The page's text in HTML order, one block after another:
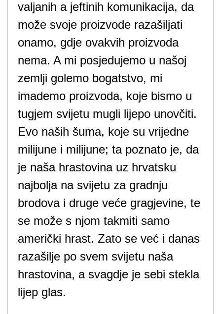
valjanih a jeftinih komunikacija, da
može svoje proizvode razašiljati
onamo, gdje ovakvih proizvoda
nema. A mi posjedujemo u našoj
zemlji golemo bogatstvo, mi
imademo proizvoda, koje bismo u
tugjem svijetu mugli lijepo unovčiti.
Evo naših šuma, koje su vrijedne
milijune i milijune; ta poznato je, da
je naša hrastovina uz hrvatsku
najbolja na svijetu za gradnju
brodova i druge veće gragjevine, te
se može s njom takmiti samo
američki hrast. Zato se već i danas
razašilje po svem svijetu naša
hrastovina, a svagdje je sebi stekla
lijep glas.